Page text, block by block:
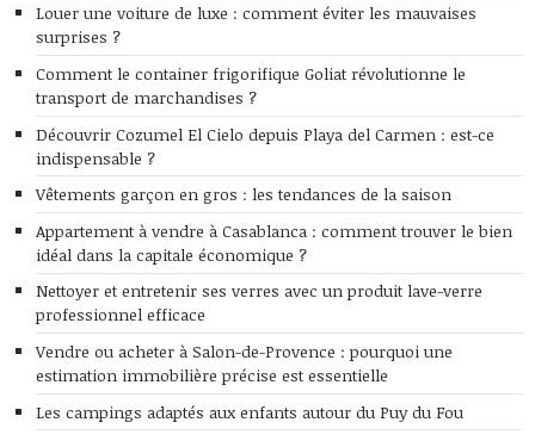
Louer une voiture de luxe : comment éviter les mauvaises
surprises ?
Comment le container frigorifique Goliat révolutionne le
transport de marchandises ?
Découvrir Cozumel El Cielo depuis Playa del Carmen : est-ce
indispensable ?
Vêtements garçon en gros : les tendances de la saison
Appartement à vendre à Casablanca : comment trouver le bien
idéal dans la capitale économique ?
Nettoyer et entretenir ses verres avec un produit lave-verre
professionnel efficace
Vendre ou acheter à Salon-de-Provence : pourquoi une
estimation immobilière précise est essentielle
Les campings adaptés aux enfants autour du Puy du Fou